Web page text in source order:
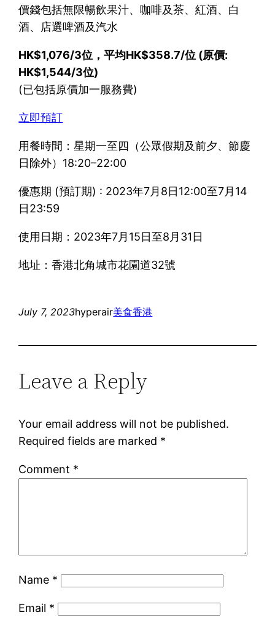
價錢包括無限暢飲果汁、咖啡及茶、紅酒、白
酒、店選啤酒及汽水
HK$1,076/3位，平均HK$358.7/位 (原價:
HK$1,544/3位)
(已包括原價加一服務費)
立即預訂
用餐時間：星期一至四（公眾假期及前夕、節慶
日除外）18:20–22:00
優惠期 (預訂期) : 2023年7月8日12:00至7月14
日23:59
使用日期：2023年7月15日至8月31日
地址：香港北角城市花園道32號
July 7, 2023hyperair美食香港
Leave a Reply
Your email address will not be published.
Required fields are marked *
Comment *
Name *
Email *